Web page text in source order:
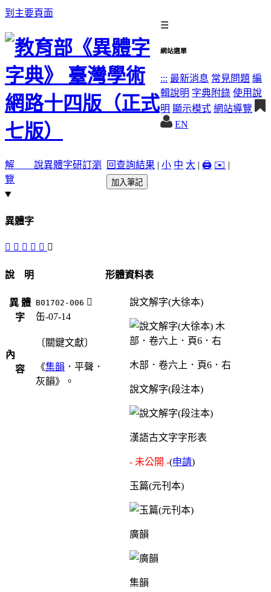
到主要頁面
☰
網站選單
::: 最新消息 常見問題 編
輯說明 字典附錄 使用說
明 顯示模式 網站導覽
EN
解 說異體字研訂瀏
覽
回查詢結果 |小 中 大 |🖨️ ✉️ |
加入筆記
異體字
𠤯 𠥀 󷮠 𦈧 𦈶 󷮡
說 明
異 體
字
B01702-006 󷮡
缶-07-14
內
容
〔關鍵文獻〕
《集韻 ．平聲．
灰韻》。
形體資料表
說文解字(大徐本)
木部．卷六上．頁6．右
說文解字(段注本)
漢語古文字字形表
- 未公開 -(申請)
玉篇(元刊本)
廣韻
集韻